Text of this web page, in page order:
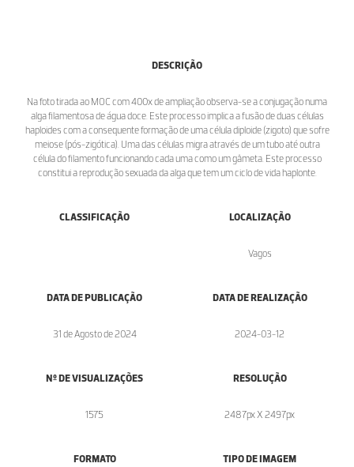
DESCRIÇÃO
Na foto tirada ao MOC com 400x de ampliação observa-se a conjugação numa
alga filamentosa de água doce. Este processo implica a fusão de duas células
haploides com a consequente formação de uma célula diploide (zigoto) que sofre
meiose (pós-zigótica). Uma das células migra através de um tubo até outra
célula do filamento funcionando cada uma como um gâmeta. Este processo
constitui a reprodução sexuada da alga que tem um ciclo de vida haplonte.
CLASSIFICAÇÃO LOCALIZAÇÃO
Vagos
DATA DE PUBLICAÇÃO
31 de Agosto de 2024
DATA DE REALIZAÇÃO
2024-03-12
Nº DE VISUALIZAÇÕES
1575
RESOLUÇÃO
2487px X 2497px
FORMATO TIPO DE IMAGEM